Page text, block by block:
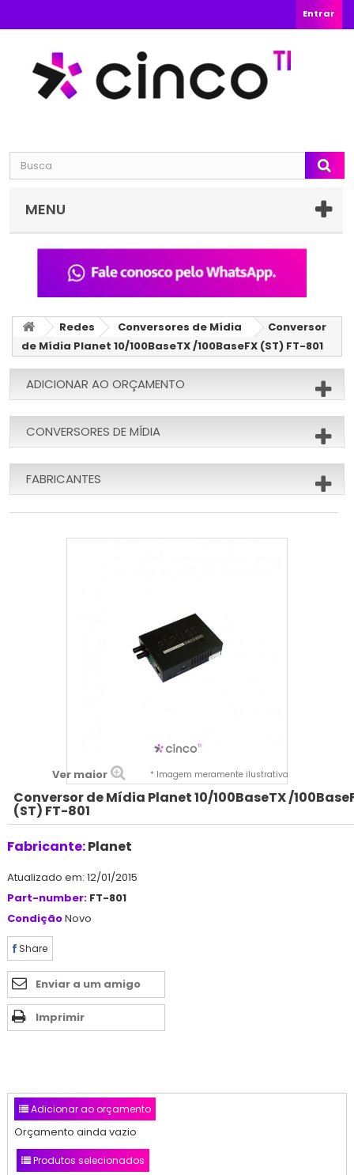
Entrar
MENU
Redes Conversores de Mídia
Conversor
de Mídia Planet 10/100BaseTX /100BaseFX (ST) FT-801
ADICIONAR AO ORÇAMENTO
CONVERSORES DE MÍDIA
FABRICANTES
Ver maior * Imagem meramente ilustrativa
Conversor de Mídia Planet 10/100BaseTX /
(ST) FT-801
Fabricante:Planet
Atualizado em: 12/01/2015
Part-number: FT-801
CondiçãoNovo
Share
Enviar a um amigo
Imprimir
Adicionar ao orçamento
Orçamento ainda vazio
Produtos selecionados